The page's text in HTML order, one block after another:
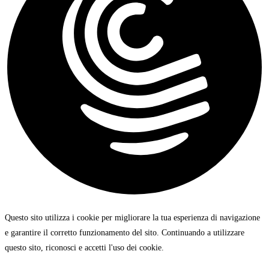
Questo sito utilizza i cookie per migliorare la tua esperienza di navigazione
e garantire il corretto funzionamento del sito. Continuando a utilizzare
questo sito, riconosci e accetti l'uso dei cookie.